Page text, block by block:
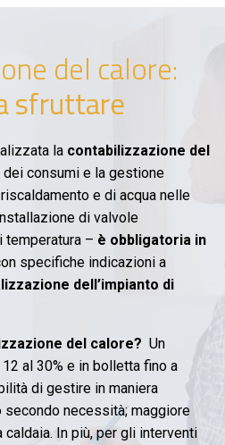
del calore:
sfruttare
la contabilizzazione del
consumi e la gestione
e di acqua nelle
di valvole
– è obbligatoria in
specifiche indicazioni a
dell’impianto di
del calore? Un
al 30% e in bolletta fino a
di gestire in maniera
secondo necessità; maggiore
In più, per gli interventi